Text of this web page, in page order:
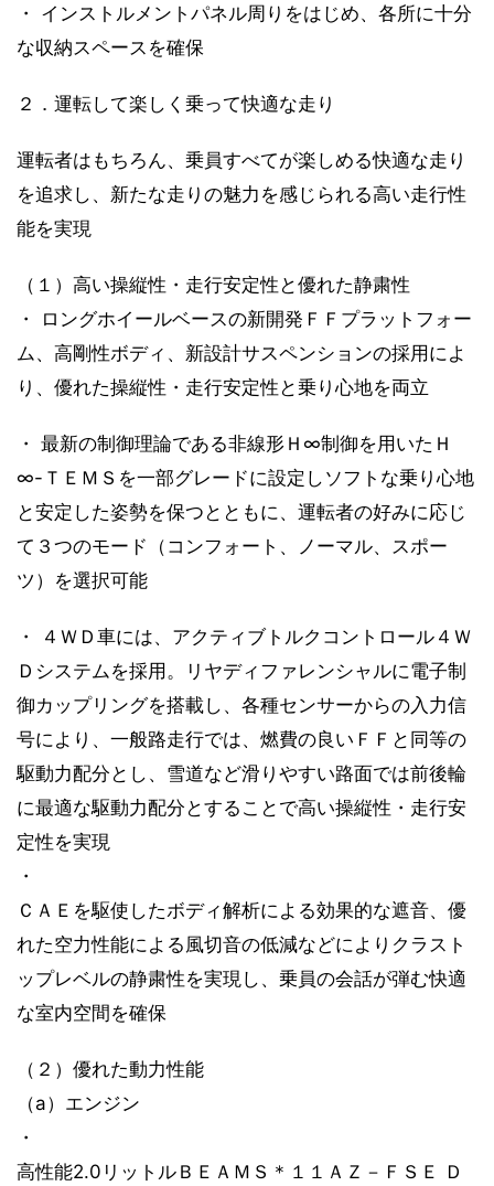
・ インストルメントパネル周りをはじめ、各所に十分
な収納スペースを確保
２．運転して楽しく乗って快適な走り
運転者はもちろん、乗員すべてが楽しめる快適な走り
を追求し、新たな走りの魅力を感じられる高い走行性
能を実現
（１）高い操縦性・走行安定性と優れた静粛性
・ ロングホイールベースの新開発ＦＦプラットフォー
ム、高剛性ボディ、新設計サスペンションの採用によ
り、優れた操縦性・走行安定性と乗り心地を両立
・ 最新の制御理論である非線形Ｈ∞制御を用いたＨ
∞-ＴＥＭＳを一部グレードに設定しソフトな乗り心地
と安定した姿勢を保つとともに、運転者の好みに応じ
て３つのモード（コンフォート、ノーマル、スポー
ツ）を選択可能
・ ４ＷＤ車には、アクティブトルクコントロール４Ｗ
Ｄシステムを採用。リヤディファレンシャルに電子制
御カップリングを搭載し、各種センサーからの入力信
号により、一般路走行では、燃費の良いＦＦと同等の
駆動力配分とし、雪道など滑りやすい路面では前後輪
に最適な駆動力配分とすることで高い操縦性・走行安
定性を実現
・
ＣＡＥを駆使したボディ解析による効果的な遮音、優
れた空力性能による風切音の低減などによりクラスト
ップレベルの静粛性を実現し、乗員の会話が弾む快適
な室内空間を確保
（２）優れた動力性能
（a）エンジン
・
高性能2.0リットルＢＥＡＭＳ＊１１ＡＺ－ＦＳＥ Ｄ